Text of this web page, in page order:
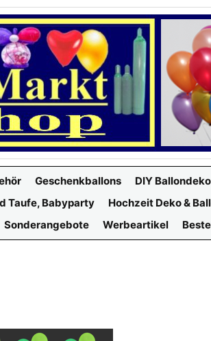
Geschenkballons
DIY Ballondeko
Taufe, Babyparty
Hochzeit Deko &
Sonderangebote Werbeartikel